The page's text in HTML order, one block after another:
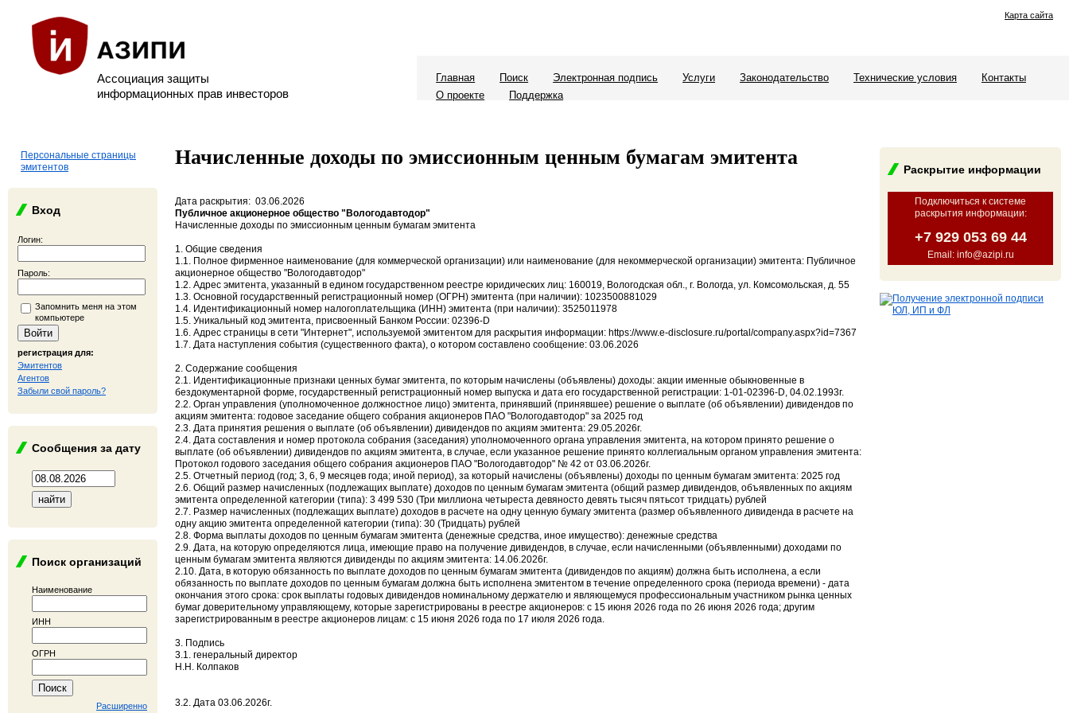
Ассоциация защиты
информационных прав инвесторов
Карта сайта
Главная Поиск Электронная подпись Услуги Законодательство Технические условия
Контакты
О проекте
Поддержка
Персональные страницы
эмитентов
Вход
Логин:
Пароль:
Запомнить меня на этом
компьютере
регистрация для:
Эмитентов
Агентов
Забыли свой пароль?
Сообщения за дату
Поиск организаций
Наименование
ИНН
ОГРН
Расширенно
Раскрытие информации
Подключиться к системе
раскрытия информации:
+7 929 053 69 44
Email: info@azipi.ru
Начисленные доходы по эмиссионным ценным бумагам эмитента
Дата раскрытия: 03.06.2026
Публичное акционерное общество "Вологодавтодор"
Начисленные доходы по эмиссионным ценным бумагам эмитента
1. Общие сведения
1.1. Полное фирменное наименование (для коммерческой организации) или наименование (для некоммерческой организации) эмитента: Публичное
акционерное общество "Вологодавтодор"
1.2. Адрес эмитента, указанный в едином государственном реестре юридических лиц: 160019, Вологодская обл., г. Вологда, ул. Комсомольская, д. 55
1.3. Основной государственный регистрационный номер (ОГРН) эмитента (при наличии): 1023500881029
1.4. Идентификационный номер налогоплательщика (ИНН) эмитента (при наличии): 3525011978
1.5. Уникальный код эмитента, присвоенный Банком России: 02396-D
1.6. Адрес страницы в сети "Интернет", используемой эмитентом для раскрытия информации: https://www.e-disclosure.ru/portal/company.aspx?id=7367
1.7. Дата наступления события (существенного факта), о котором составлено сообщение: 03.06.2026
2. Содержание сообщения
2.1. Идентификационные признаки ценных бумаг эмитента, по которым начислены (объявлены) доходы: акции именные обыкновенные в
бездокументарной форме, государственный регистрационный номер выпуска и дата его государственной регистрации: 1-01-02396-D, 04.02.1993г.
2.2. Орган управления (уполномоченное должностное лицо) эмитента, принявший (принявшее) решение о выплате (об объявлении) дивидендов по
акциям эмитента: годовое заседание общего собрания акционеров ПАО "Вологодавтодор" за 2025 год
2.3. Дата принятия решения о выплате (об объявлении) дивидендов по акциям эмитента: 29.05.2026г.
2.4. Дата составления и номер протокола собрания (заседания) уполномоченного органа управления эмитента, на котором принято решение о
выплате (об объявлении) дивидендов по акциям эмитента, в случае, если указанное решение принято коллегиальным органом управления эмитента:
Протокол годового заседания общего собрания акционеров ПАО "Вологодавтодор" № 42 от 03.06.2026г.
2.5. Отчетный период (год; 3, 6, 9 месяцев года; иной период), за который начислены (объявлены) доходы по ценным бумагам эмитента: 2025 год
2.6. Общий размер начисленных (подлежащих выплате) доходов по ценным бумагам эмитента (общий размер дивидендов, объявленных по акциям
эмитента определенной категории (типа): 3 499 530 (Три миллиона четыреста девяносто девять тысяч пятьсот тридцать) рублей
2.7. Размер начисленных (подлежащих выплате) доходов в расчете на одну ценную бумагу эмитента (размер объявленного дивиденда в расчете на
одну акцию эмитента определенной категории (типа): 30 (Тридцать) рублей
2.8. Форма выплаты доходов по ценным бумагам эмитента (денежные средства, иное имущество): денежные средства
2.9. Дата, на которую определяются лица, имеющие право на получение дивидендов, в случае, если начисленными (объявленными) доходами по
ценным бумагам эмитента являются дивиденды по акциям эмитента: 14.06.2026г.
2.10. Дата, в которую обязанность по выплате доходов по ценным бумагам эмитента (дивидендов по акциям) должна быть исполнена, а если
обязанность по выплате доходов по ценным бумагам должна быть исполнена эмитентом в течение определенного срока (периода времени) - дата
окончания этого срока: срок выплаты годовых дивидендов номинальному держателю и являющемуся профессиональным участником рынка ценных
бумаг доверительному управляющему, которые зарегистрированы в реестре акционеров: с 15 июня 2026 года по 26 июня 2026 года; другим
зарегистрированным в реестре акционеров лицам: с 15 июня 2026 года по 17 июля 2026 года.
3. Подпись
3.1. генеральный директор
Н.Н. Колпаков
3.2. Дата 03.06.2026г.